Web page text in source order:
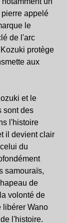
appelé
le
de l'arc
protège
aux
et le
sont des
l'histoire
il devient clair
du
samouraïs,
de
volonté de
libérer Wano
l'histoire.